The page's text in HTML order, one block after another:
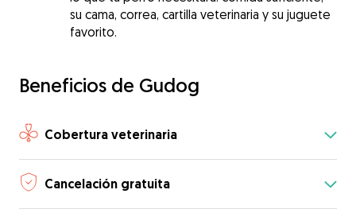
su cama, correa, cartilla veterinaria y su juguete
favorito.
Beneficios de Gudog
Cobertura veterinaria
Cancelación gratuita